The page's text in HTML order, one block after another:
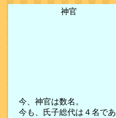
神官
今、神官は数名。
今も、氏子総代は４名であ